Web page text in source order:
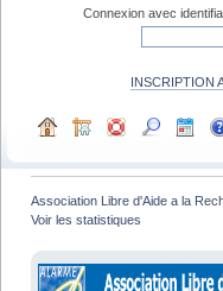
Connexion avec
INSCRIPTION
Association Libre d'Aide a la
Voir les statistiques